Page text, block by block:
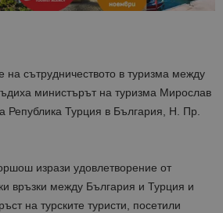
на сътрудничеството в туризма между
министърът на туризма Мирослав
Република Турция в България, Н. Пр.
изрази удовлетворение от
връзки между България и Турция и
на турските туристи, посетили